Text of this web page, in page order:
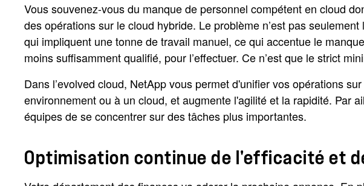
Vous souvenez-vous du manque de personnel compétent en cloud
des opérations sur le cloud hybride. Le problème n’est pas
qui impliquent une tonne de travail manuel, ce qui accentue le
moins suffisamment qualifié, pour l’effectuer. Ce n’est que le strict
Dans l’evolved cloud, NetApp vous permet d'unifier vos opérations
environnement ou à un cloud, et augmente l'agilité et la rapidité. Par
équipes de se concentrer sur des tâches plus importantes.
Optimisation continue de l'efficacité et